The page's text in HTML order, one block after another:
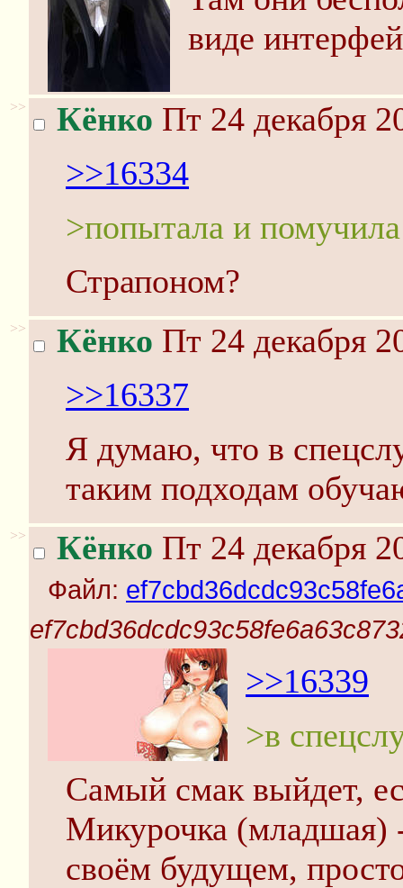
виде
>> Кёнко Пт 24 декабря
>>16334
>попытала и помучила
Страпоном?
>> Кёнко Пт 24 декабря
>>16337
Я думаю, что в
таким подходам
>> Кёнко Пт 24 декабря
Файл:
>>16339
>в
Самый смак выйдет,
Микурочка (младшая)
своём будущем,